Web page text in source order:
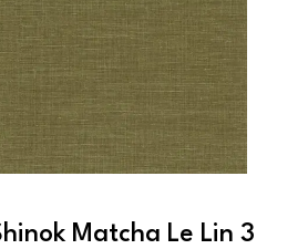
Matcha Le Lin 3